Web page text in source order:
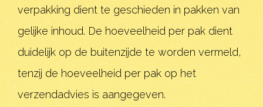
verpakking dient te geschieden in pakken van
gelijke inhoud. De hoeveelheid per pak dient
duidelijk op de buitenzijde te worden vermeld,
tenzij de hoeveelheid per pak op het
verzendadvies is aangegeven.